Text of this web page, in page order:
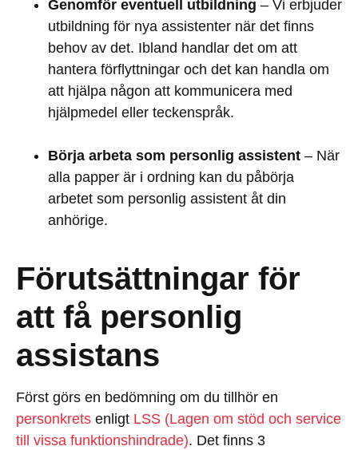
Genomför eventuell utbildning – Vi erbjuder
utbildning för nya assistenter när det finns
behov av det. Ibland handlar det om att
hantera förflyttningar och det kan handla om
att hjälpa någon att kommunicera med
hjälpmedel eller teckenspråk.
Börja arbeta som personlig assistent – När
alla papper är i ordning kan du påbörja
arbetet som personlig assistent åt din
anhörige.
Förutsättningar för
att få personlig
assistans
Först görs en bedömning om du tillhör en
personkrets enligt LSS (Lagen om stöd och service
till vissa funktionshindrade). Det finns 3